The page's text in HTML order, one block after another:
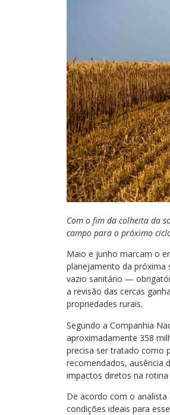
Com o fim da colheita da
campo para o próximo
Maio e junho marcam o
planejamento da próxima
vazio sanitário —
a revisão das cercas
propriedades rurais.
Segundo a Companhia
aproximadamente 358
precisa ser tratado como
recomendados, ausência
impactos diretos na
De acordo com o
condições ideais para